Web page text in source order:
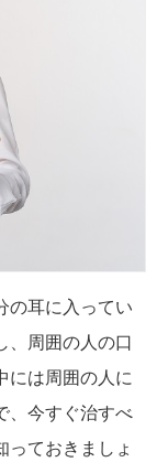
の耳に入ってい
、周囲の人の口
には周囲の人に
、今すぐ治すべ
っておきましょ